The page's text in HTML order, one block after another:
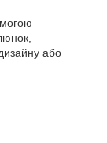
або